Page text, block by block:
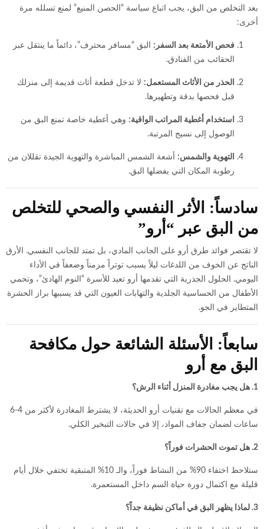
بعد التخلص من البق، يجب اتباع سياسة “الحصن المنيع” لمنع تسلله مرة
أخرى:
فحص الأمتعة بعد السفر: البق “مسافر محترف”، دائماً ما ينتقل عبر
الحقائب من الفنادق.
الحذر من الأثاث المستعمل: لا تدخل قطعة أثاث قديمة إلى منزلك
قبل فحصها بدقة وتطهيرها.
استخدام أغطية المراتب الواقية: وهي أغطية خاصة تمنع البق من
الوصول إلى نسيج المرتبة.
التهوية والشمس: أشعة الشمس المباشرة والتهوية الجيدة تقللان من
رطوبة المكان التي يفضلها البق.
سادساً: الأثر النفسي والصحي للتخلص
من البق عبر “أرو”
لا تقتصر فوائد طرق أرو على الجانب المادي، بل تمتد للجانب النفسي. الأرق
الناتج عن الخوف من اللدغات ليلاً يسبب توتراً مزمناً وضعفاً في الأداء
اليومي. الحلول الجذرية التي تقدمها أرو تعيد للأسرة “النوم الهادئ”، وتحمي
الأطفال من الحساسية الجلدية والتهابات العيون التي قد يسببها براز الحشرة
المتطاير في الجو.
سابعاً: الأسئلة الشائعة حول مكافحة
البق مع أرو
1. هل يجب مغادرة المنزل أثناء الرش؟
في معظم الحالات مع تقنيات أرو الحديثة، لا يشترط المغادرة لأكثر من 4-6
ساعات لضمان جفاف المواد، إلا في حالات التبخير الكلي.
2. هل تموت الحشرات فوراً؟
ستلاحظ اختفاء 90% من النشاط فوراً، والـ 10% المتبقية تختفي خلال أيام
قليلة مع اكتمال دورة حياة السم داخل المستعمرة.
3. لماذا يظهر البق في أماكن نظيفة جداً؟